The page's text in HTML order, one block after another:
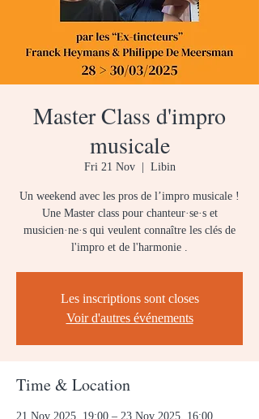
Master Class d'impro
musicale
Fri 21 Nov
  |
Libin
Un weekend avec les pros de l’impro musicale !
Une Master class pour chanteur·se·s et
musicien·ne·s qui veulent connaître les clés de
l'impro et de l'harmonie .
Les inscriptions sont closes
Voir d'autres événements
Time & Location
21 Nov 2025, 19:00 – 23 Nov 2025, 16:00